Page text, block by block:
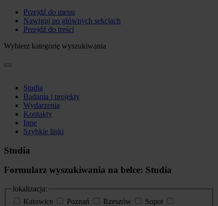
Przejdź do menu
Nawiguj po głównych sekcjach
Przejdź do treści
Wybierz kategorię wyszukiwania
Studia
Badania i projekty
Wydarzenia
Kontakty
Inne
Szybkie linki
Studia
Formularz wyszukiwania na belce: Studia
lokalizacja:
Katowice
Poznań Rzeszów
Sopot